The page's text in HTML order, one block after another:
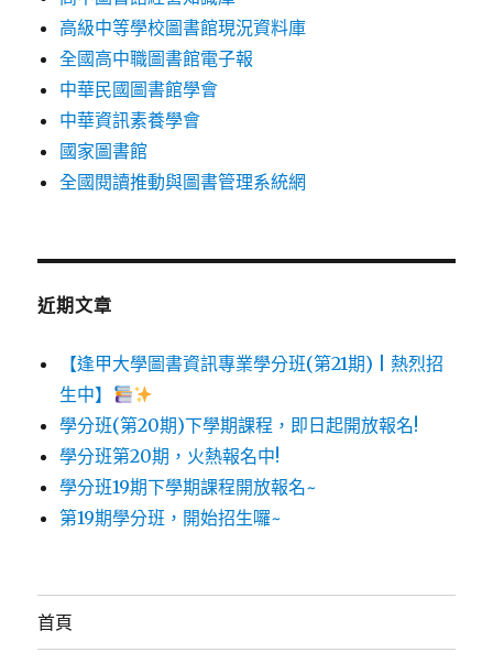
高級中等學校圖書館現況資料庫
全國高中職圖書館電子報
中華民國圖書館學會
中華資訊素養學會
國家圖書館
全國閱讀推動與圖書管理系統網
近期文章
【逢甲大學圖書資訊專業學分班(第21期) | 熱烈招
生中】
學分班(第20期)下學期課程，即日起開放報名!
學分班第20期，火熱報名中!
學分班19期下學期課程開放報名~
第19期學分班，開始招生囉~
首頁